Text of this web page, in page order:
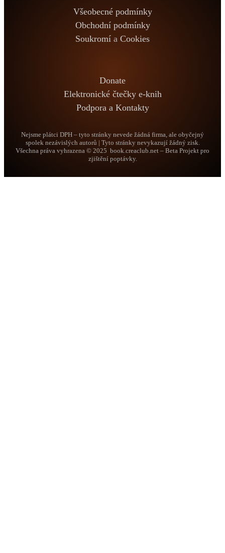
Všeobecné podmínky
Obchodní podmínky
Soukromí a Cookies
Donate
Elektronické čtečky e-knih
Podpora a Kontakty
Nejsme plátci DPH – tyto stránky nevede žádná firma, ale obyčejný
spolek nezávislých autorů | Tyto stránky nevykazují žádný zisk.
Všechna práva vyhrazena © 2025 book.creaclub.net – Beta Projekt pro
zjištění poptávky.